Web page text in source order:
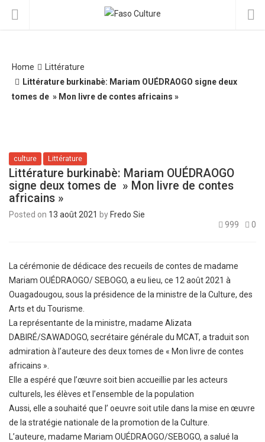
Home
Littérature
Littérature burkinabè: Mariam OUÉDRAOGO signe deux
tomes de » Mon livre de contes africains »
culture Littérature
Littérature burkinabè: Mariam OUÉDRAOGO
signe deux tomes de » Mon livre de contes
africains »
Posted on 13 août 2021 by Fredo Sie
999
0
La cérémonie de dédicace des recueils de contes de madame
Mariam OUÉDRAOGO/ SEBOGO, a eu lieu, ce 12 août 2021 à
Ouagadougou, sous la présidence de la ministre de la Culture, des
Arts et du Tourisme.
La représentante de la ministre, madame Alizata
DABIRÉ/SAWADOGO, secrétaire générale du MCAT, a traduit son
admiration à l’auteure des deux tomes de « Mon livre de contes
africains ».
Elle a espéré que l’œuvre soit bien accueillie par les acteurs
culturels, les élèves et l’ensemble de la population
Aussi, elle a souhaité que l’ oeuvre soit utile dans la mise en œuvre
de la stratégie nationale de la promotion de la Culture.
L’auteure, madame Mariam OUÉDRAOGO/SEBOGO, a salué la